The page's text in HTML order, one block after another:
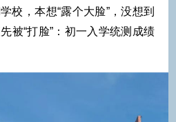
，本想“露个大脸”，没想到
被“打脸”：初一入学统测成绩